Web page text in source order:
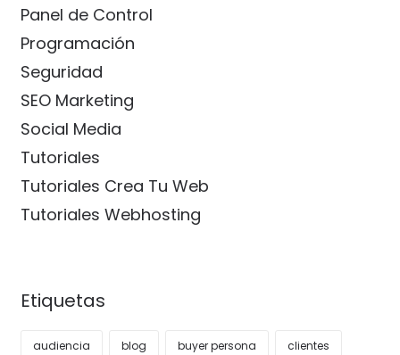
Panel de Control
Programación
Seguridad
SEO Marketing
Social Media
Tutoriales
Tutoriales Crea Tu Web
Tutoriales Webhosting
Etiquetas
audiencia blog buyer persona clientes